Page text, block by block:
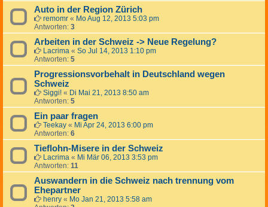
Auto in der Region Zürich
remomr « Mo Aug 12, 2013 5:03 pm
Antworten: 3
Arbeiten in der Schweiz -> Neue Regelung?
Lacrima « So Jul 14, 2013 1:10 pm
Antworten: 5
Progressionsvorbehalt in Deutschland wegen
Schweiz
Siggi! « Di Mai 21, 2013 8:50 am
Antworten: 5
Ein paar fragen
Teekay « Mi Apr 24, 2013 6:00 pm
Antworten: 6
Tieflohn-Misere in der Schweiz
Lacrima « Mi Mär 06, 2013 3:53 pm
Antworten: 11
Auswandern in die Schweiz nach trennung vom
Ehepartner
henry « Mo Jan 21, 2013 5:58 am